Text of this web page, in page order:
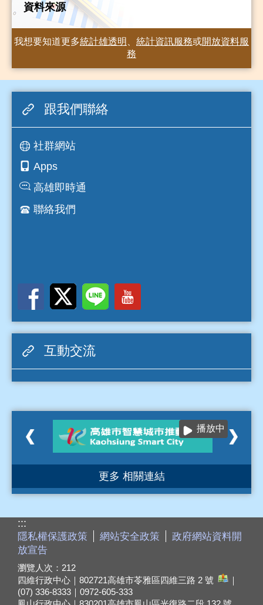
資料來源
我想要知道更多統計雄透明 統計資訊服務或開放資料服
務
跟我們聯絡
社群網站
Apps
高雄即時通
聯絡我們
互動交流
播放中
更多 相關連結
:::
隱私權保護政策 網站安全政策
政府網站資料開
放宣告
瀏覽人次： 212
四維行政中心｜802721高雄市苓雅區四維三路 2 號
｜
(07) 336-8333｜0972-605-333